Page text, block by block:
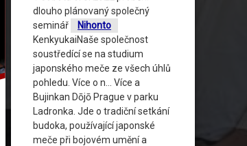
dlouho plánovaný společný
seminář
Nihonto
KenkyukaiNaše společnost
soustředící se na studium
japonského meče ze všech úhlů
pohledu. Více o n… Více a
Bujinkan Dōjō Prague v parku
Ladronka. Jde o tradiční setkání
budoka, používající japonské
meče při bojovém umění a